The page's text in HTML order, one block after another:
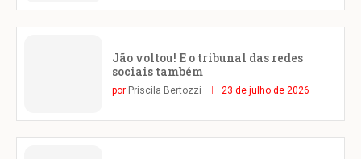
Jão voltou! E o tribunal das redes
sociais também
por Priscila Bertozzi 23 de julho de 2026